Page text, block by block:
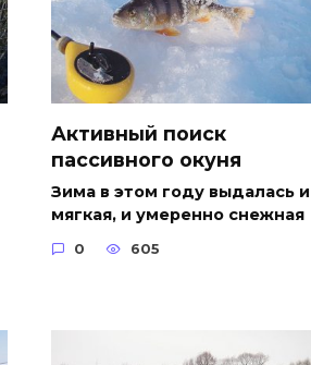
Активный поиск
пассивного окуня
Зима в этом году выдалась и
мягкая, и умеренно снежная
0 605